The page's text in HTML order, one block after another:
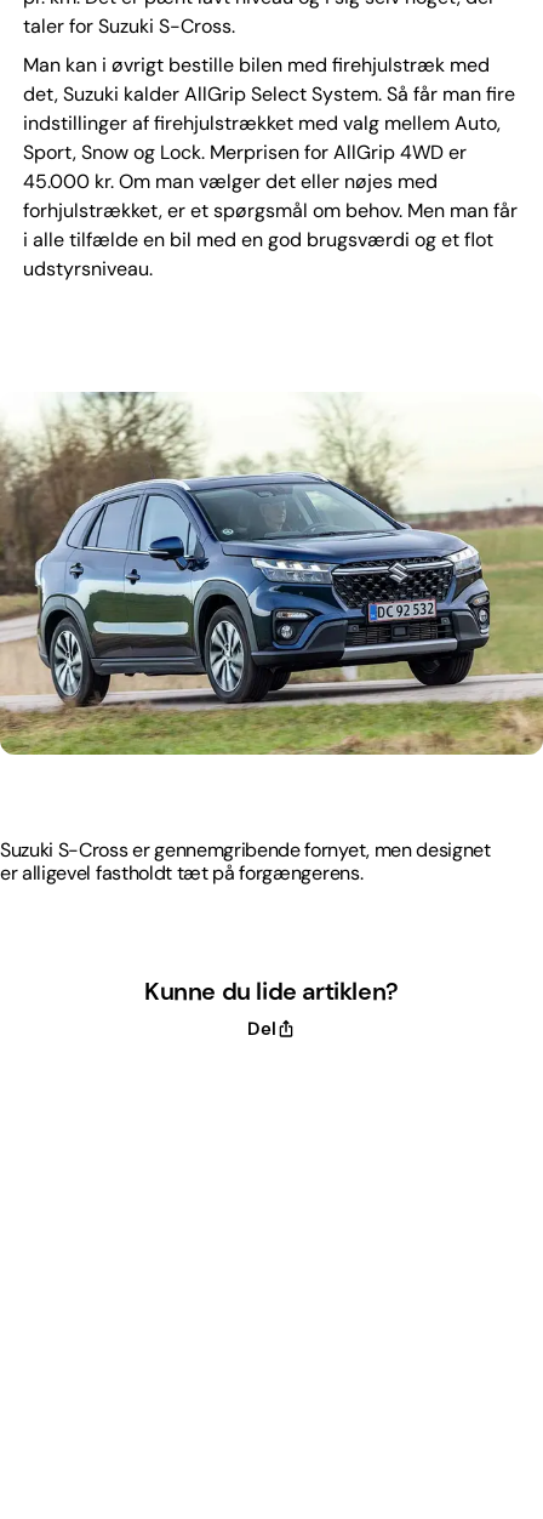
taler for Suzuki S-Cross.
Man kan i øvrigt bestille bilen med firehjulstræk med
det, Suzuki kalder AllGrip Select System. Så får man fire
indstillinger af firehjulstrækket med valg mellem Auto,
Sport, Snow og Lock. Merprisen for AllGrip 4WD er
45.000 kr. Om man vælger det eller nøjes med
forhjulstrækket, er et spørgsmål om behov. Men man får
i alle tilfælde en bil med en god brugsværdi og et flot
udstyrsniveau.
Suzuki S-Cross er gennemgribende fornyet, men designet
er alligevel fastholdt tæt på forgængerens.
Kunne du lide artiklen?
Del